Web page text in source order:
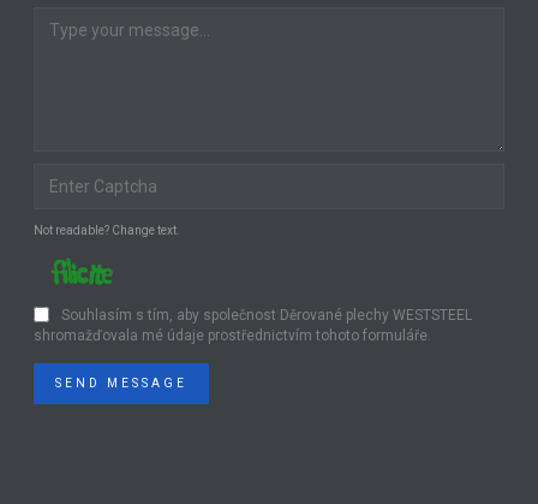
Not readable? Change text.
Souhlasím s tím, aby společnost Děrované plechy WESTSTEEL
shromažďovala mé údaje prostřednictvím tohoto formuláře.
SEND MESSAGE